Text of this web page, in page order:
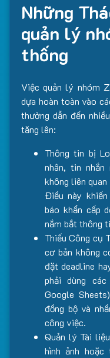
Những
quản lý
thống
Việc quản lý nhóm
dựa hoàn toàn vào
thường dẫn đến
tăng lên:
Thông tin bị
nhân, tin nhắn
không liên
Điều này
báo khẩn cấp
nắm bắt thông
Thiếu Công cụ
cơ bản không
đặt deadline
phải dùng
Google
đồng bộ và
công việc.
Quản lý Tài
hình ảnh